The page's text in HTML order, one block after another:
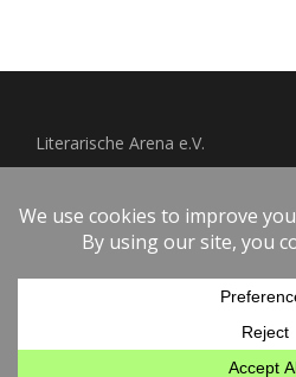
Literarische Arena e.V.
Datenschutzerklärung
Copyright © 2026